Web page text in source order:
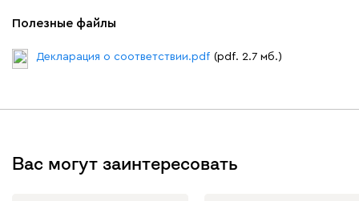
000 490 795 910
Полезные файлы
Декларация о соответствии.pdf (pdf. 2.7 мб.)
Вас могут заинтересовать